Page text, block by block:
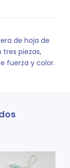
de hoja de
piezas,
fuerza y color.